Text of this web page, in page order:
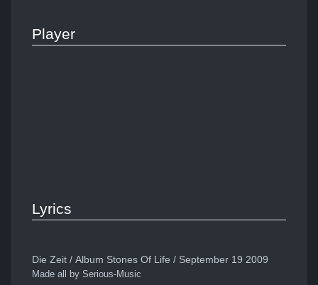
Player
Lyrics
Die Zeit / Album Stones Of Life / September 19 2009
Made all by Serious-Music